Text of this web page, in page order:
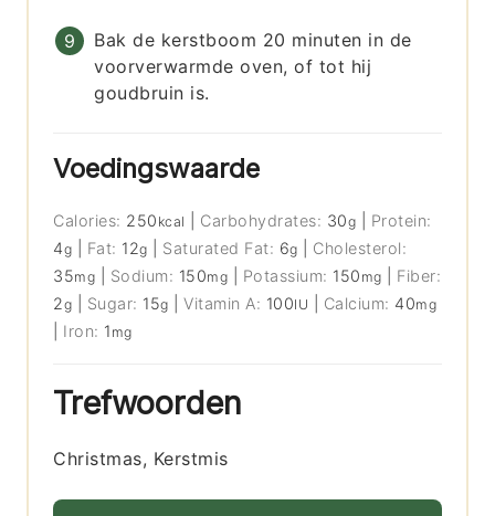
Bak de kerstboom 20 minuten in de
voorverwarmde oven, of tot hij
goudbruin is.
Voedingswaarde
Calories: 250 kcal Carbohydrates: 30g
Protein:
4g Fat: 12g Saturated Fat: 6g
Cholesterol:
35mg Sodium: 150mg Potassium: 150 mg
Fiber:
2g Sugar: 15g |Vitamin A: 100IU Calcium: 40mg
Iron: 1 mg
Trefwoorden
Christmas, Kerstmis